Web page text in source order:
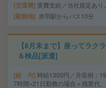
交通費 実費支給／当社規定あり。
勤務地 赤羽駅からバス10分
【8月末まで】座ってラク
＆検品[派遣]
給 与 時給1300円／月収例：
7時間×21日勤務の場合＋残業代